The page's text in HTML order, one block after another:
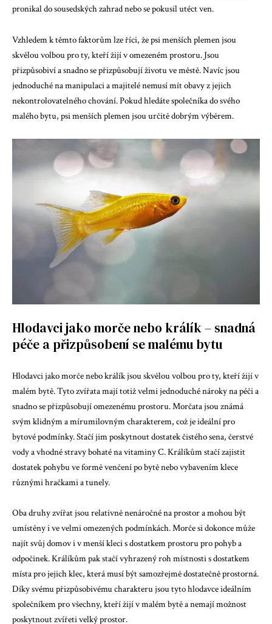
pronikal do sousedských zahrad nebo se pokusil utéct ven.
Vzhledem k těmto faktorům lze říci, že psi menších plemen jsou
skvělou volbou pro ty, kteří žijí v omezeném prostoru. Jsou
přizpůsobiví a snadno se přizpůsobují životu ve městě. Navíc jsou
jednoduché na manipulaci a majitelé nemusí mít obavy z jejich
nekontrolovatelného chování. Pokud hledáte společníka do svého
malého bytu, psi menších plemen jsou určitě dobrým výběrem.
Hlodavci jako morče nebo králík – snadná
péče a přizpůsobení se malému bytu
Hlodavci jako morče nebo králík jsou skvělou volbou pro ty, kteří žijí v
malém bytě. Tyto zvířata mají totiž velmi jednoduché nároky na péči a
snadno se přizpůsobují omezenému prostoru. Morčata jsou známá
svým klidným a mírumilovným charakterem, což je ideální pro
bytové podmínky. Stačí jim poskytnout dostatek čistého sena, čerstvé
vody a vhodné stravy bohaté na vitaminy C. Králíkům stačí zajistit
dostatek pohybu ve formě venčení po bytě nebo vybavením klece
různými hračkami a tunely.
Oba druhy zvířat jsou relativně nenáročné na prostor a mohou být
umístěny i ve velmi omezených podmínkách. Morče si dokonce může
najít svůj domov i v menší kleci s dostatkem prostoru pro pohyb a
odpočinek. Králíkům pak stačí vyhrazený roh místnosti s dostatkem
místa pro jejich klec, která musí být samozřejmě dostatečně prostorná.
Díky svému přizpůsobivému charakteru jsou tyto hlodavce ideálním
společníkem pro všechny, kteří žijí v malém bytě a nemají možnost
poskytnout zvířeti velký prostor.